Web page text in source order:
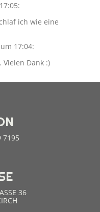
:
ich wie eine
um 17:04:
Dank :)
7195
36